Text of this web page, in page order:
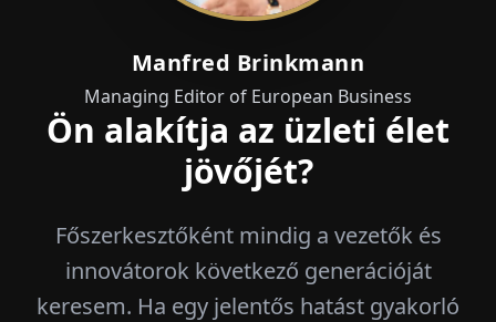
Manfred Brinkmann
Managing Editor of European Business
Ön alakítja az üzleti élet
jövőjét?
Főszerkesztőként mindig a vezetők és
innovátorok következő generációját
keresem. Ha egy jelentős hatást gyakorló